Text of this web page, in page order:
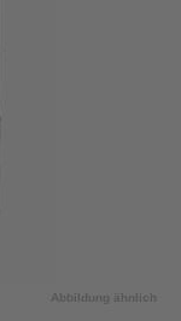
Abbildung ähnlich